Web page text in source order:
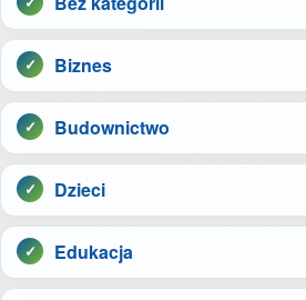
Biznes
Budownictwo
Dzieci
Edukacja